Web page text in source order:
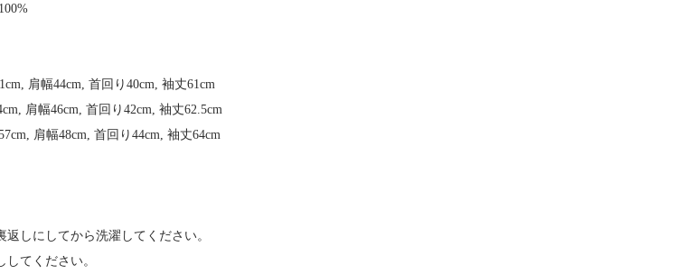
肩幅44cm, 首回り40cm, 袖丈61cm
肩幅46cm, 首回り42cm, 袖丈62.5cm
肩幅48cm, 首回り44cm, 袖丈64cm
しにしてから洗濯してください。
てください。